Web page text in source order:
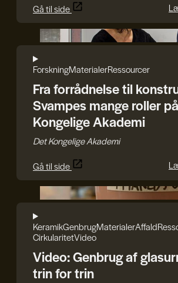
Gå til side
Det Kongelige Akademi
ForskningMaterialerRessourcer
Fra forrådnelse til
Svampes mange roller
Kongelige Akademi
Det Kongelige Akademi
Gå til side
KeramikGenbrugMaterialerAffald
CirkularitetVideo
Video: Genbrug af
trin for trin